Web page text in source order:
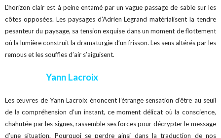
L’horizon clair est à peine entamé par un vague passage de sable sur les
côtes opposées. Les paysages d’Adrien Legrand matérialisent la tendre
pesanteur du paysage, sa tension exquise dans un moment de flottement
où la lumière construit la dramaturgie d’un frisson. Les sens altérés par les
remous et les souffles d’air s’aiguisent.
Yann Lacroix
Les œuvres de Yann Lacroix énoncent l’étrange sensation d’être au seuil
de la compréhension d’un instant, ce moment délicat où la conscience,
chahutée par les signes, rassemble ses forces pour décrypter le message
d’une situation. Pourquoi se perdre ainsi dans la traduction de nos